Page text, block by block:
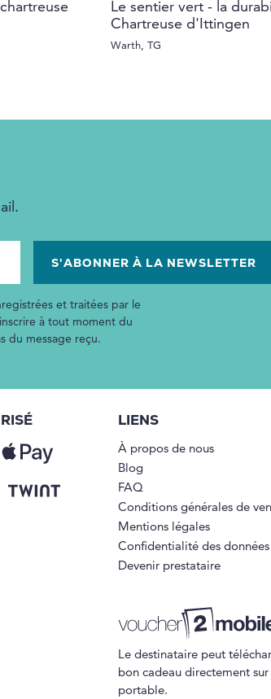
Le sentier vert - la
Chartreuse d'Ittingen
Warth, TG
et traitées par le
à tout moment du
du message reçu.
LIENS
À propos de nous
Blog
FAQ
Conditions générales de
Mentions légales
Confidentialité des données
Devenir prestataire
Le destinataire peut
bon cadeau directement sur
portable.